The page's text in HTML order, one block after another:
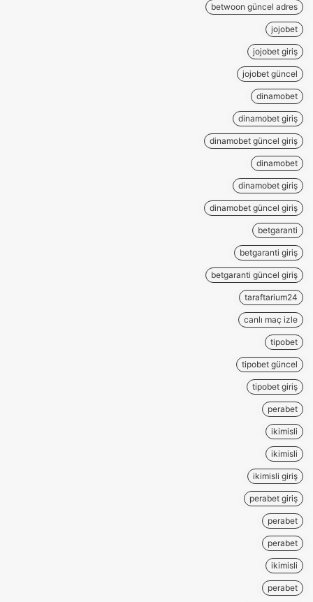
betwoon güncel adres
jojobet
jojobet giriş
jojobet güncel
dinamobet
dinamobet giriş
dinamobet güncel giriş
dinamobet
dinamobet giriş
dinamobet güncel giriş
betgaranti
betgaranti giriş
betgaranti güncel giriş
taraftarium24
canlı maç izle
tipobet
tipobet güncel
tipobet giriş
perabet
ikimisli
ikimisli
ikimisli giriş
perabet giriş
perabet
perabet
ikimisli
perabet